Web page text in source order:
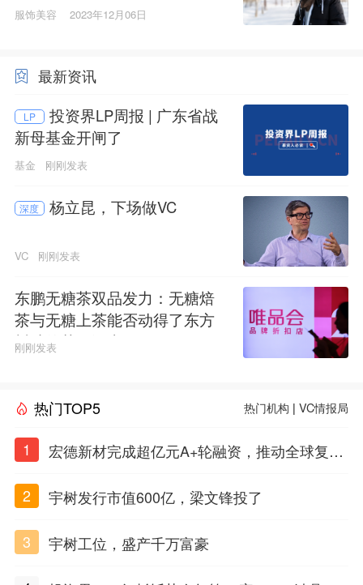
服饰美容 2023年12月06日
最新资讯
LP
投资界LP周报 | 广东省战
新母基金开闸了
基金 刚刚发表
深度 杨立昆，下场做VC
VC 刚刚发表
东鹏无糖茶双品发力：无糖焙
茶与无糖上茶能否动得了东方
树叶的茶饮江山
刚刚发表
热门TOP5 热门机构 |VC情报局
1
宏德新材完成超亿元A+轮融资，推动全球复合
2
宇树发行市值600亿，梁文锋投了
3 宇树工位，盛产千万富豪